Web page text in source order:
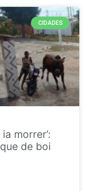
CIDADES
morrer’:
de boi